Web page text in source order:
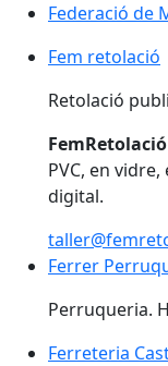
Federació de
Fem retolació
Fem retolació
Retolació
FemRetolació
PVC, en
digital.
Ferrer
Ferrer
Perruqueria.
Ferreteria